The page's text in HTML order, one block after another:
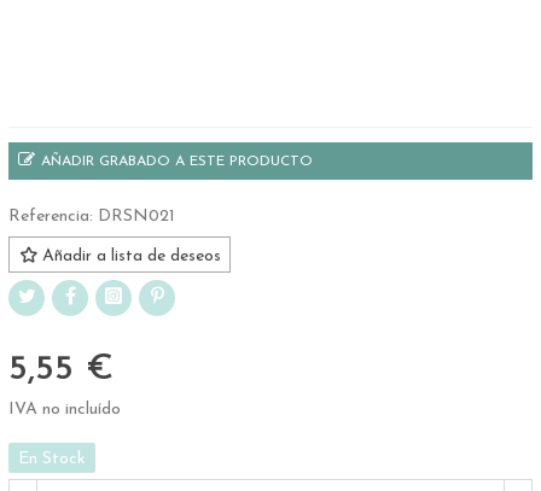
AÑADIR GRABADO A ESTE PRODUCTO
Referencia: DRSN021
Añadir a lista de deseos
5,55 €
IVA no incluído
En Stock